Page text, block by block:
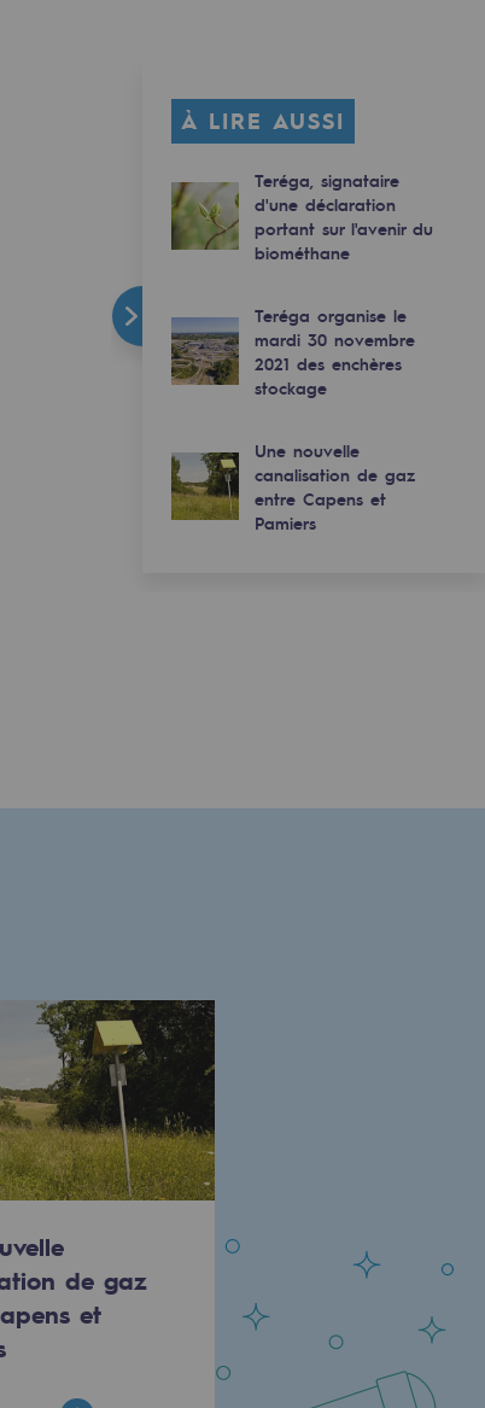
À LIRE AUSSI
Teréga, signataire
d'une déclaration
portant sur l'avenir du
biométhane
Teréga organise le
mardi 30 novembre
2021 des enchères
stockage
Une nouvelle
canalisation de gaz
entre Capens et
Pamiers
de gaz
et